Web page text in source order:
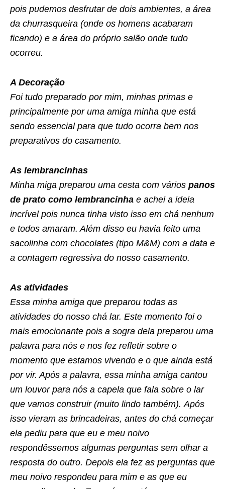
pois pudemos desfrutar de dois ambientes, a área
da churrasqueira (onde os homens acabaram
ficando) e a área do próprio salão onde tudo
ocorreu.
A Decoração
Foi tudo preparado por mim, minhas primas e
principalmente por uma amiga minha que está
sendo essencial para que tudo ocorra bem nos
preparativos do casamento.
As lembrancinhas
Minha miga preparou uma cesta com vários panos
de prato como lembrancinha e achei a ideia
incrível pois nunca tinha visto isso em chá nenhum
e todos amaram. Além disso eu havia feito uma
sacolinha com chocolates (tipo M&M) com a data e
a contagem regressiva do nosso casamento.
As atividades
Essa minha amiga que preparou todas as
atividades do nosso chá lar. Este momento foi o
mais emocionante pois a sogra dela preparou uma
palavra para nós e nos fez refletir sobre o
momento que estamos vivendo e o que ainda está
por vir. Após a palavra, essa minha amiga cantou
um louvor para nós a capela que fala sobre o lar
que vamos construir (muito lindo também). Após
isso vieram as brincadeiras, antes do chá começar
ela pediu para que eu e meu noivo
respondêssemos algumas perguntas sem olhar a
resposta do outro. Depois ela fez as perguntas que
meu noivo respondeu para mim e as que eu